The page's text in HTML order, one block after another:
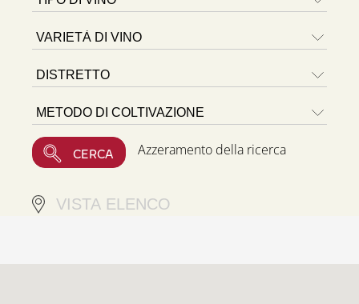
Azzeramento della ricerca